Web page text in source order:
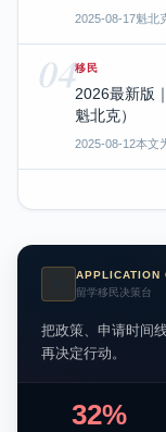
2025-08-17魁北
04移民
2026最新版
魁北克）
2025-08-12本文
APPLICATION
留学移民决策台
把政策、申请时间
再决定行动。
32%